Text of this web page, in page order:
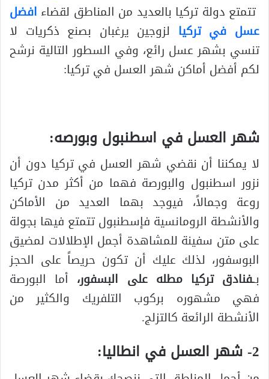
تتمتع دولة تركيا بالعديد من المناطق لقضاء افضل
عسل في تركيا لزوجين يرغبان بصنع ذكريات لا
تنسي بشهر عسل رائع، وفي السطور التالية نرشح
لكم أفضل أماكن شهر العسل في تركيا:
شهر العسل في اسطنبول وبورصه:
لا يمكننا أن نقضي شهر العسل في تركيا دون أن
نزور اسطنبول والبورصة فهما من أكثر مدن تركيا
روعة وجمالاً، فيوجد بهما العديد من الأماكن
والأنشطة الرومانسية فإسطنبول تتمتع فيها بجولة
على متن سفينة للمشاهدة أجمل الإطلالات لمضيق
البوسفور، لذلك عليك أن تكون حريصاً على الحجز
بــفنادق تركيا مطله على البسفور، أما البورصة
فهي مشهوره بركوب التلفريك والكثير من
الأنشطة الرائعة كالتزلج.
2- شهر العسل في انطاليا: